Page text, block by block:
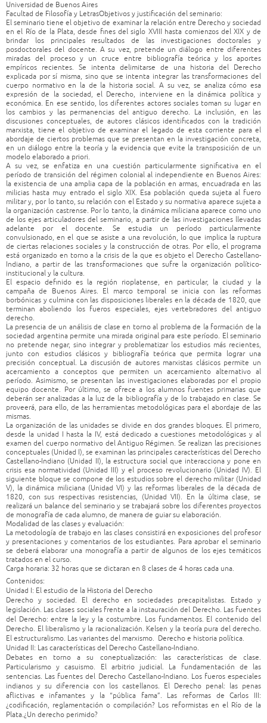
Universidad de Buenos Aires
Facultad de Filosofía y LetrasObjetivos y justificación del seminario:
El seminario tiene el objetivo de examinar la relación entre Derecho y sociedad
en el Río de la Plata, desde fines del siglo XVIII hasta comienzos del XIX y de
brindar los principales resultados de las investigaciones doctorales y
posdoctorales del docente. A su vez, pretende un diálogo entre diferentes
miradas del proceso y un cruce entre bibliografía teórica y los aportes
empíricos recientes. Se intenta delimitarse de una historia del Derecho
explicada por sí misma, sino que se intenta integrar las transformaciones del
cuerpo normativo en la de la historia social. A su vez, se analiza cómo esa
expresión de la sociedad, el Derecho, interviene en la dinámica política y
económica. En ese sentido, los diferentes actores sociales toman su lugar en
los cambios y las permanencias del antiguo derecho. La inclusión, en las
discusiones conceptuales, de autores clásicos identificados con la tradición
marxista, tiene el objetivo de examinar el legado de esta corriente para el
abordaje de ciertos problemas que se presentan en la investigación concreta,
en un diálogo entre la teoría y la evidencia que evite la transposición de un
modelo elaborado a priori.
A su vez, se enfatiza en una cuestión particularmente significativa en el
período de transición del régimen colonial al independiente en Buenos Aires:
la existencia de una amplia capa de la población en armas, encuadrada en las
milicias hasta muy entrado el siglo XIX. Esa población queda sujeta al fuero
militar y, por lo tanto, su relación con el Estado y su normativa aparece sujeta a
la organización castrense. Por lo tanto, la dinámica miliciana aparece como uno
de los ejes articuladores del seminario, a partir de las investigaciones llevadas
adelante por el docente. Se estudia un período particularmente
convulsionado, en el que se asiste a una revolución, lo que implica la ruptura
de ciertas relaciones sociales y la construcción de otras. Por ello, el programa
está organizado en torno a la crisis de la que es objeto el Derecho Castellano-
Indiano, a partir de las transformaciones que sufre la organización político-
institucional y la cultura.
El espacio definido es la región rioplatense, en particular, la ciudad y la
campaña de Buenos Aires. El marco temporal se inicia con las reformas
borbónicas y culmina con las disposiciones liberales en la década de 1820, que
terminan aboliendo los fueros especiales, ejes vertebradores del antiguo
derecho.
La presencia de un análisis de clase en torno al problema de la formación de la
sociedad argentina permite una mirada original para este período. El seminario
no pretende negar, sino integrar y problematizar los estudios más recientes,
junto con estudios clásicos y bibliografía teórica que permita lograr una
precisión conceptual. La discusión de autores marxistas clásicos permite un
acercamiento a conceptos que permiten un acercamiento alternativo al
período. Asimismo, se presentan las investigaciones elaboradas por el propio
equipo docente. Por último, se ofrece a los alumnos fuentes primarias que
deberán ser analizadas a la luz de la bibliografía y de lo trabajado en clase. Se
proveerá, para ello, de las herramientas metodológicas para el abordaje de las
mismas.
La organización de las unidades se divide en dos grandes bloques. El primero,
desde la unidad I hasta la IV, está dedicado a cuestiones metodológicas y al
examen del cuerpo normativo del Antiguo Régimen. Se realizan las precisiones
conceptuales (Unidad I), se examinan las principales características del Derecho
Castellano-Indiano (Unidad II), la estructura social que interacciona y pone en
crisis esa normatividad (Unidad III) y el proceso revolucionario (Unidad IV). El
siguiente bloque se compone de los estudios sobre el derecho militar (Unidad
V), la dinámica miliciana (Unidad VI) y las reformas liberales de la década de
1820, con sus respectivas resistencias, (Unidad VII). En la última clase, se
realizará un balance del seminario y se trabajará sobre los diferentes proyectos
de monografía de cada alumno, de manera de guiar su elaboración.
Modalidad de las clases y evaluación:
La metodología de trabajo en las clases consistirá en exposiciones del profesor
y presentaciones y comentarios de los estudiantes. Para aprobar el seminario
se deberá elaborar una monografía a partir de algunos de los ejes temáticos
tratados en el curso.
Carga horaria: 32 horas que se dictaran en 8 clases de 4 horas cada una.
Contenidos:
Unidad I: El estudio de la Historia del Derecho
Derecho y sociedad. El derecho en sociedades precapitalistas. Estado y
legislación. Las clases sociales frente a la instauración del Derecho. Las fuentes
del Derecho: entre la ley y la costumbre. Los fundamentos. El contenido del
Derecho. El liberalismo y la racionalización. Kelsen y la teoría pura del derecho.
El estructuralismo. Las variantes del marxismo. Derecho e historia política.
Unidad II: Las características del Derecho Castellano-Indiano.
Debates en torno a su coneptualización: las características de clase.
Particularismo y casuismo. El arbitrio judicial. La fundamentación de las
sentencias. Las fuentes del Derecho Castellano-Indiano. Los fueros especiales
indianos y su diferencia con los castellanos. El Derecho penal: las penas
aflictivas e infamantes y la “pública fama”. Las reformas de Carlos III:
¿codificación, reglamentación o compilación? Los reformistas en el Río de la
Plata.¿Un derecho perimido?